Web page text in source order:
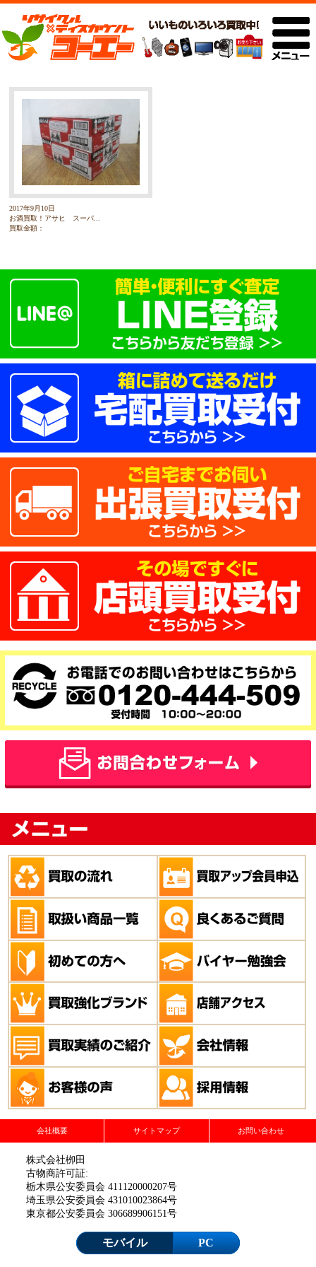
2017年9月10日
お酒買取！アサヒ スーパ...
買取金額：
会社概要 サイトマップ お問い合わせ
株式会社栁田
古物商許可証:
栃木県公安委員会 411120000207号
埼玉県公安委員会 431010023864号
東京都公安委員会 306689906151号
モバイル PC